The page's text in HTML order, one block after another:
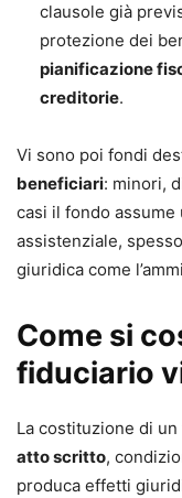
clausole già
protezione dei
pianificazione
creditorie.
Vi sono poi fondi
beneficiari: minori,
casi il fondo assume
assistenziale,
giuridica come
Come si
fiduciario
La costituzione di
atto scritto,
produca effetti